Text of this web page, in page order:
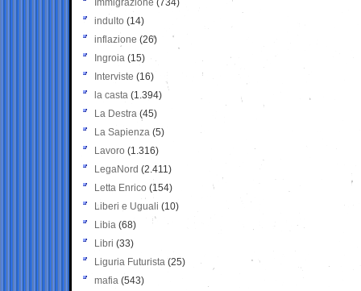
Immigrazione (734)
indulto (14)
inflazione (26)
Ingroia (15)
Interviste (16)
la casta (1.394)
La Destra (45)
La Sapienza (5)
Lavoro (1.316)
LegaNord (2.411)
Letta Enrico (154)
Liberi e Uguali (10)
Libia (68)
Libri (33)
Liguria Futurista (25)
mafia (543)